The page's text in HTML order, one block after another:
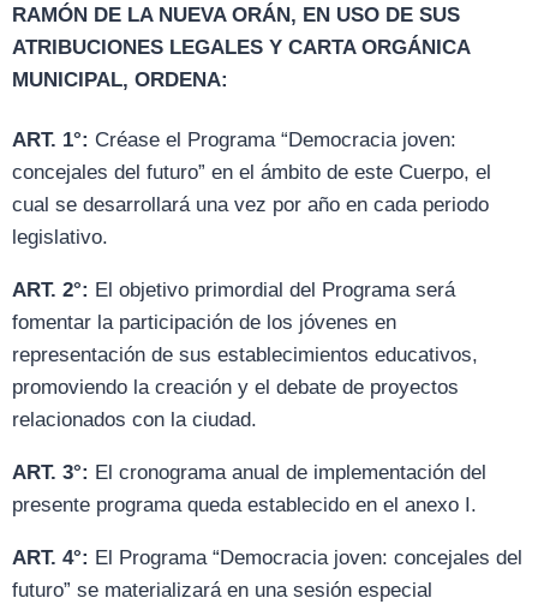
RAMÓN DE LA NUEVA ORÁN, EN USO DE SUS
ATRIBUCIONES LEGALES Y CARTA ORGÁNICA
MUNICIPAL, ORDENA:
ART. 1°: Créase el Programa “Democracia joven:
concejales del futuro” en el ámbito de este Cuerpo, el
cual se desarrollará una vez por año en cada periodo
legislativo.
ART. 2°: El objetivo primordial del Programa será
fomentar la participación de los jóvenes en
representación de sus establecimientos educativos,
promoviendo la creación y el debate de proyectos
relacionados con la ciudad.
ART. 3°: El cronograma anual de implementación del
presente programa queda establecido en el anexo I.
ART. 4°: El Programa “Democracia joven: concejales del
futuro” se materializará en una sesión especial